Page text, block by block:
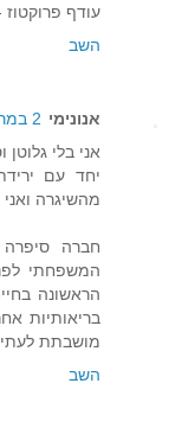
עודף
השב
אנונימי 2 במרץ 2011 בשעה 19:08
אני בלי
יחד עם
מהשיגרה ואני
חברה
הראשונה
בריאותיות
מושבתת
השב